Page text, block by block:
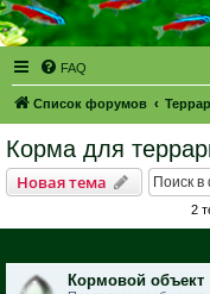
FAQ
Список форумов
Корма для
Новая тема
2
Кормовой объект